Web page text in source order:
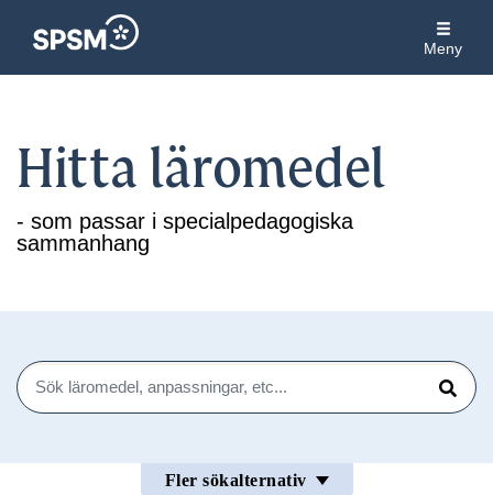
Meny
Hitta läromedel
- som passar i specialpedagogiska
sammanhang
Sök
Sök
Fler sökalternativ